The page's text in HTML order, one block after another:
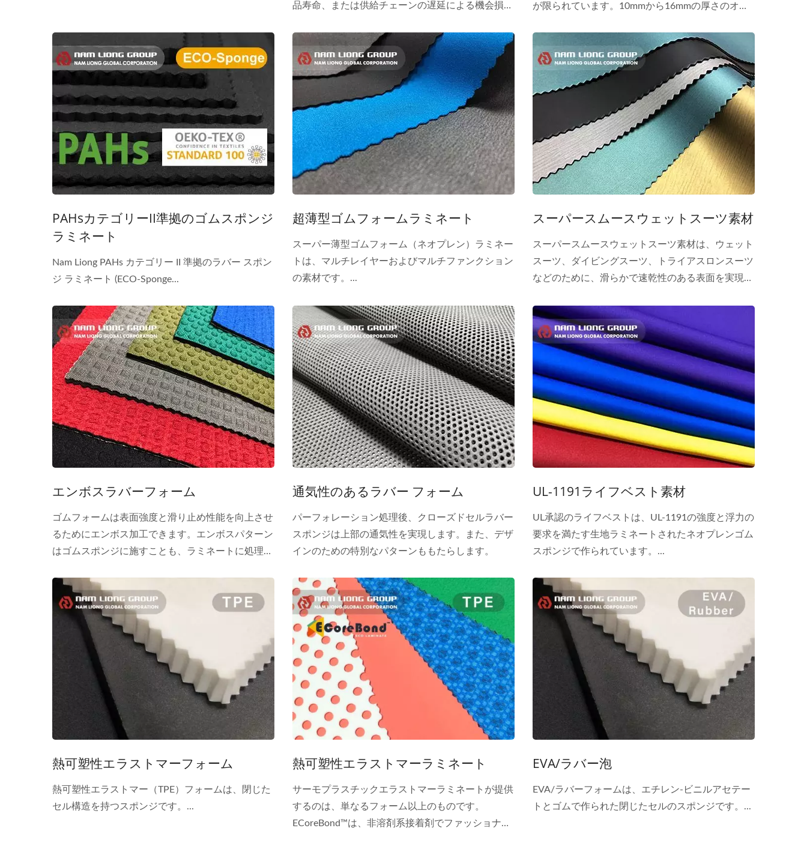
品寿命、または供給チェーンの遅延による機会損
が限られています。10mmから16mmの厚さのオプ
ジバンは、より優れた表面利用を実現し、特定の製
品要件に応じて直接使用したり分割したりすること
ができます。 Xperience™は優れた圧縮回復力と信
頼性の高い低温性能を提供し、ダイビング、スピア
フィッシング、競技水泳に最適な素材の選択肢とな
ります。 より効率的な厚さ、デザインの自由度が
向上。
PAHsカテゴリーII準拠のゴムスポンジ
ラミネート
Nam Liong PAHs カテゴリー II 準拠のラバー スポン
ジ ラミネート (ECO-Sponge...
超薄型ゴムフォームラミネート
スーパー薄型ゴムフォーム（ネオプレン）ラミネー
トは、マルチレイヤーおよびマルチファンクション
の素材です。...
スーパースムースウェットスーツ素材
スーパースムースウェットスーツ素材は、ウェット
スーツ、ダイビングスーツ、トライアスロンスーツ
などのために、滑らかで速乾性のある表面を実現す
処理プロセスです。このシリーズには、外側または
内側の部品用のいくつかのモデルがあります。
エンボスラバーフォーム
ゴムフォームは表面強度と滑り止め性能を向上させ
るためにエンボス加工できます。エンボスパターン
はゴムスポンジに施すことも、ラミネートに処理す
通気性のあるラバー フォーム
パーフォレーション処理後、クローズドセルラバー
スポンジは上部の通気性を実現します。また、デザ
インのための特別なパターンももたらします。
UL-1191ライフベスト素材
UL承認のライフベストは、UL-1191の強度と浮力の
要求を満たす生地ラミネートされたネオプレンゴム
スポンジで作られています。...
熱可塑性エラストマーフォーム
熱可塑性エラストマー（TPE）フォームは、閉じた
セル構造を持つスポンジです。...
熱可塑性エラストマーラミネート
サーモプラスチックエラストマーラミネートが提供
するのは、単なるフォーム以上のものです。
ECoreBond™は、非溶剤系接着剤でファッショナブ
EVA/ラバー泡
EVA/ラバーフォームは、エチレン-ビニルアセテー
トとゴムで作られた閉じたセルのスポンジです。...